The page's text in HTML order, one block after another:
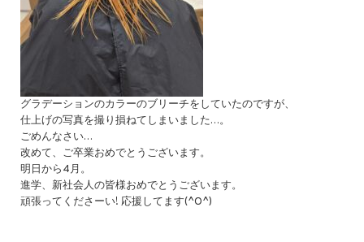
グラデーションのカラーのブリーチをしていたのですが、
仕上げの写真を撮り損ねてしまいました…。
ごめんなさい…
改めて、ご卒業おめでとうございます。
明日から4月。
進学、新社会人の皆様おめでとうございます。
頑張ってくださーい! 応援してます(^O^)